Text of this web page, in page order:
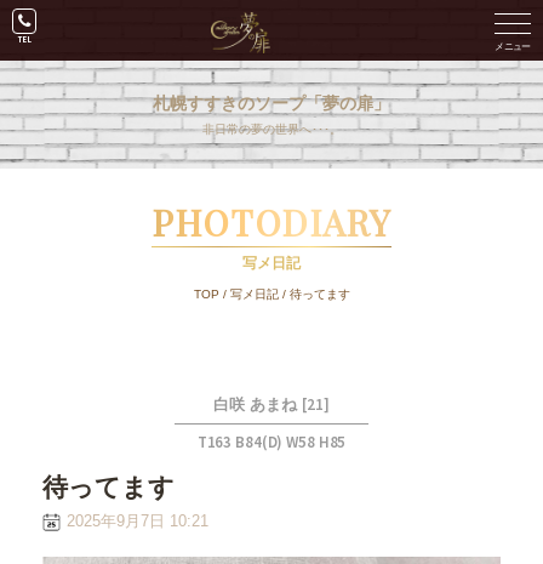
札幌すすきのソープ「夢の扉」
非日常の夢の世界へ･･･。
PHOTODIARY
写メ日記
TOP / 写メ日記/ 待ってます
白咲 あまね [21]
T163 B84(D) W58 H85
待ってます
2025年9月7日 10:21